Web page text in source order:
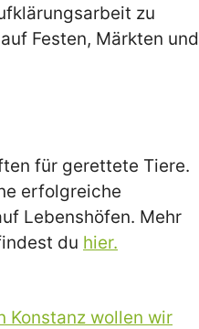
zu
Festen, Märkten und
für gerettete Tiere.
erfolgreiche
Lebenshöfen. Mehr
du hier.
Konstanz wollen wir